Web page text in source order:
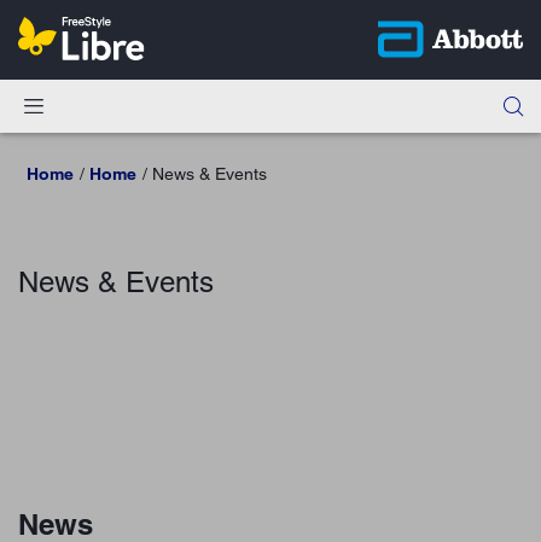
Home Home News & Events
News & Events
News